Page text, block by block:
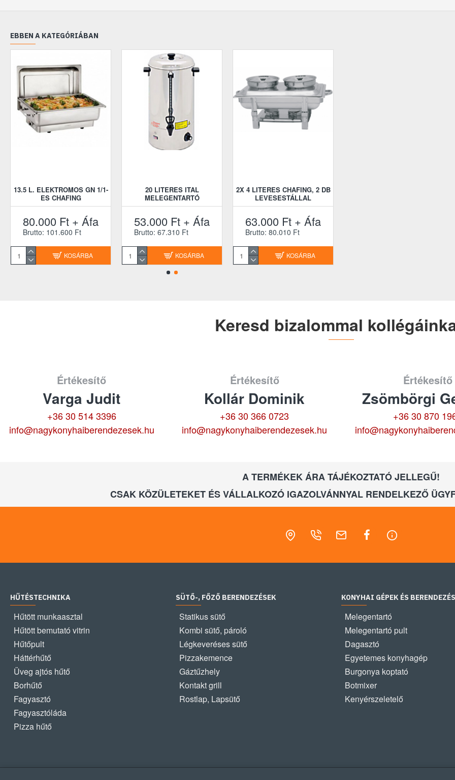
EBBEN A KATEGÓRIÁBAN
13.5 L. ELEKTROMOS GN 1/1-
ES CHAFING
80.000 Ft + Áfa
Brutto: 101.600 Ft
KOSÁRBA
20 LITERES ITAL
MELEGENTARTÓ
53.000 Ft + Áfa
Brutto: 67.310 Ft
KOSÁRBA
2X 4 LITERES CHAFING, 2 DB
LEVESESTÁLLAL
63.000 Ft + Áfa
Brutto: 80.010 Ft
KOSÁRBA
Keresd bizalommal
Értékesítő
Varga Judit
+36 30 514 3396
info@nagykonyhaiberendezesek.hu
Értékesítő
Kollár Dominik
+36 30 366 0723
info@nagykonyhaiberendezesek.hu
Értékesítő
Zsömbörgi
+36 30 870
A TERMÉKEK ÁRA TÁJÉKOZTATÓ JELLEGŰ!
CSAK KÖZÜLETEKET ÉS VÁLLALKOZÓ IGAZOLVÁNNYAL RENDELKEZŐ
HŰTÉSTECHNIKA
Hűtött munkaasztal
Hűtött bemutató vitrin
Hűtőpult
Háttérhűtő
Üveg ajtós hűtő
Borhűtő
Fagyasztó
Fagyasztóláda
Pizza hűtő
SÜTŐ-, FŐZŐ BERENDEZÉSEK
Statikus sütő
Kombi sütő, pároló
Légkeveréses sütő
Pizzakemence
Gáztűzhely
Kontakt grill
Rostlap, Lapsütő
KONYHAI GÉPEK ÉS
Melegentartó
Melegentartó pult
Dagasztó
Egyetemes konyhagép
Burgonya koptató
Botmixer
Kenyérszeletelő